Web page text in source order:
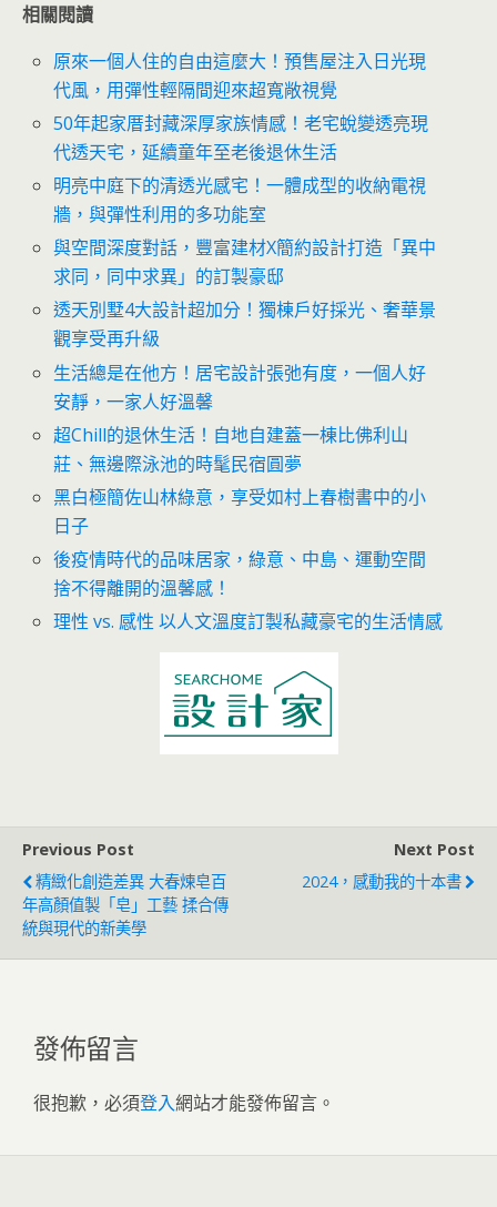
相關閱讀
原來一個人住的自由這麼大！預售屋注入日光現
代風，用彈性輕隔間迎來超寬敞視覺
50年起家厝封藏深厚家族情感！老宅蛻變透亮現
代透天宅，延續童年至老後退休生活
明亮中庭下的清透光感宅！一體成型的收納電視
牆，與彈性利用的多功能室
與空間深度對話，豐富建材X簡約設計打造「異中
求同，同中求異」的訂製豪邸
透天別墅4大設計超加分！獨棟⼾好採光、奢華景
觀享受再升級
生活總是在他方！居宅設計張弛有度，一個人好
安靜，一家人好溫馨
超Chill的退休生活！自地自建蓋一棟比佛利山
莊、無邊際泳池的時髦民宿圓夢
黑白極簡佐山林綠意，享受如村上春樹書中的小
日子
後疫情時代的品味居家，綠意、中島、運動空間
捨不得離開的溫馨感！
理性 vs. 感性 以人文溫度訂製私藏豪宅的生活情感
Previous Post
精緻化創造差異 大春煉皂百
年高顏值製「皂」工藝 揉合傳
統與現代的新美學
Next Post
2024，感動我的十本書
發佈留言
很抱歉，必須登入網站才能發佈留言。